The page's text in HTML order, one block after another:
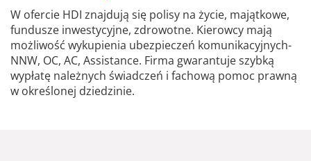
W ofercie HDI znajdują się polisy na życie, majątkowe,
fundusze inwestycyjne, zdrowotne. Kierowcy mają
możliwość wykupienia ubezpieczeń komunikacyjnych-
NNW, OC, AC, Assistance. Firma gwarantuje szybką
wypłatę należnych świadczeń i fachową pomoc prawną
w określonej dziedzinie.